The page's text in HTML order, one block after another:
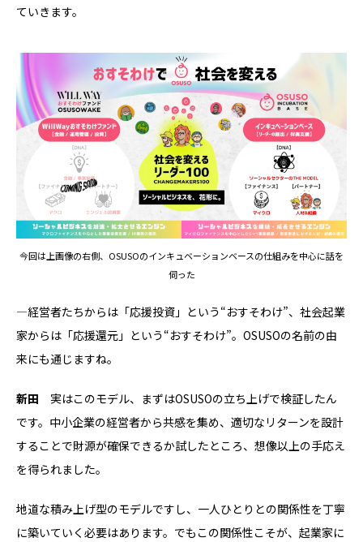
ていきます。
今回は上画像の右側、OSUSOのインキュベーションベースの仕組みを中心に話を
伺った
―経営者たちからは「応援投資」という“おすそわけ”、社会起業
家からは「応援還元」という“おすそわけ”。OSUSOの名前の由
来にも通じますね。
新田 実はこのモデル、まずはOSUSOの立ち上げで検証したん
です。中小企業の経営者から共感を集め、適切なリターンを設計
することで財源が確保できるか試したところ、想像以上の手応え
を得られました。
地道な積み上げ型のモデルですし、一人ひとりとの関係性を丁寧
に築いていく必要はあります。でもこの関係性こそが、起業家に